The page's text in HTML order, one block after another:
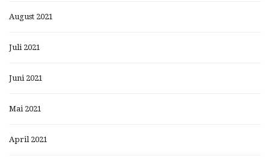
August 2021
Juli 2021
Juni 2021
Mai 2021
April 2021